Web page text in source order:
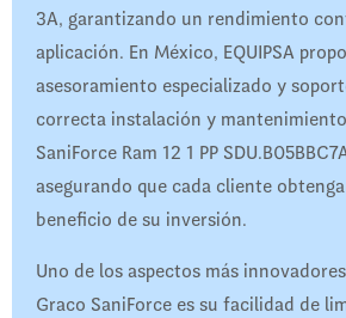
3A, garantizando un rendimiento
aplicación. En México, EQUIPSA
asesoramiento especializado y
correcta instalación y mantenimiento
SaniForce Ram 12 1 PP
asegurando que cada cliente
beneficio de su inversión.
Uno de los aspectos más
Graco SaniForce es su facilidad de